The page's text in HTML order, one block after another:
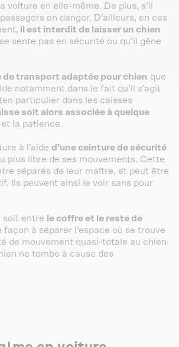
en elle-même. De plus, s’il
en danger. D’ailleurs, en cas
il est interdit de laisser un chien
sente pas en sécurité ou qu’il gêne
de transport adaptée pour chien que
notamment dans le fait qu’il s’agit
particulier dans les caisses
soit alors associée à quelque
la patience.
à l’aide d’une ceinture de sécurité
plus libre de ses mouvements. Cette
séparés de leur maître, et peut être
Ils peuvent ainsi le voir sans pour
soit entre le coffre et le reste de
façon à séparer l’espace où se trouve
de mouvement quasi-totale au chien
ne tombe à cause des